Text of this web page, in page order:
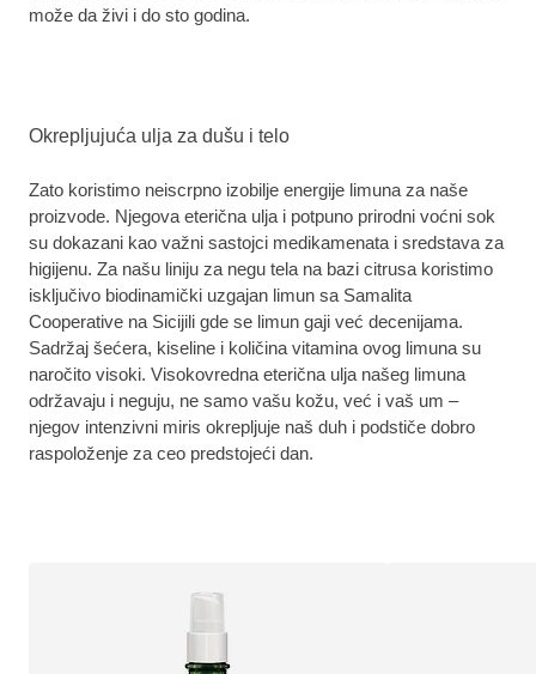
može da živi i do sto godina.
Okrepljujuća ulja za dušu i telo
Zato koristimo neiscrpno izobilje energije limuna za naše
proizvode. Njegova eterična ulja i potpuno prirodni voćni sok
su dokazani kao važni sastojci medikamenata i sredstava za
higijenu. Za našu liniju za negu tela na bazi citrusa koristimo
isključivo biodinamički uzgajan limun sa Samalita
Cooperative na Sicijili gde se limun gaji već decenijama.
Sadržaj šećera, kiseline i količina vitamina ovog limuna su
naročito visoki. Visokovredna eterična ulja našeg limuna
održavaju i neguju, ne samo vašu kožu, već i vaš um –
njegov intenzivni miris okrepljuje naš duh i podstiče dobro
raspoloženje za ceo predstojeći dan.